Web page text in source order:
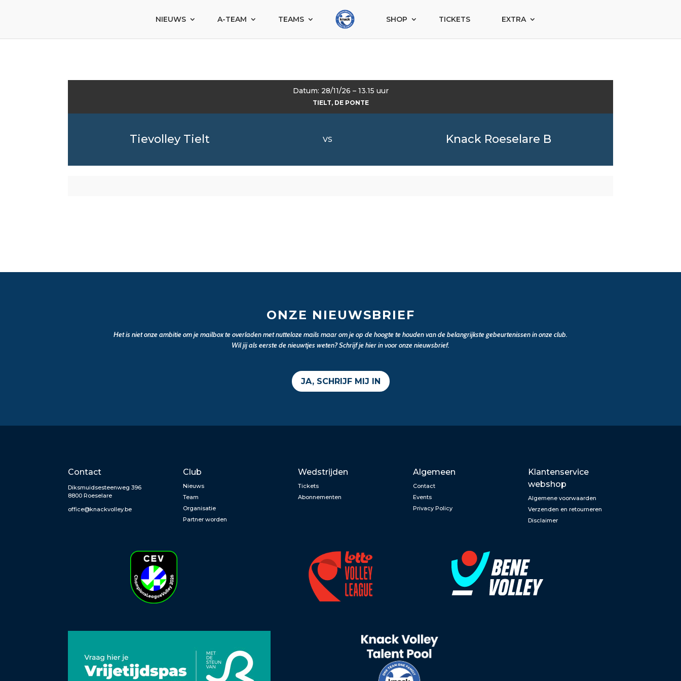
NIEUWS A-TEAM TEAMS SHOP TICKETS EXTRA
Datum: 28/11/26 – 13.15 uur
TIELT, DE PONTE
Tievolley Tielt VS Knack Roeselare B
ONZE NIEUWSBRIEF
Het is niet onze ambitie om je mailbox te overladen met nutteloze mails maar om je op de hoogte te houden van de belangrijkste gebeurtenissen in onze club.
Wil jij als eerste de nieuwtjes weten? Schrijf je hier in voor onze nieuwsbrief.
JA, SCHRIJF MIJ IN
Contact
Diksmuidsesteenweg 396
8800 Roeselare
office@knackvolley.be
Club
Nieuws
Team
Organisatie
Partner worden
Wedstrijden
Tickets
Abonnementen
Algemeen
Contact
Events
Privacy Policy
Klantenservice
webshop
Algemene voorwaarden
Verzenden en retourneren
Disclaimer